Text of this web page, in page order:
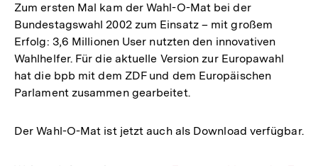
Zum ersten Mal kam der Wahl-O-Mat bei der
Bundestagswahl 2002 zum Einsatz – mit großem
Erfolg: 3,6 Millionen User nutzten den innovativen
Wahlhelfer. Für die aktuelle Version zur Europawahl
hat die bpb mit dem ZDF und dem Europäischen
Parlament zusammen gearbeitet.
Der Wahl-O-Mat ist jetzt auch als Download verfügbar.